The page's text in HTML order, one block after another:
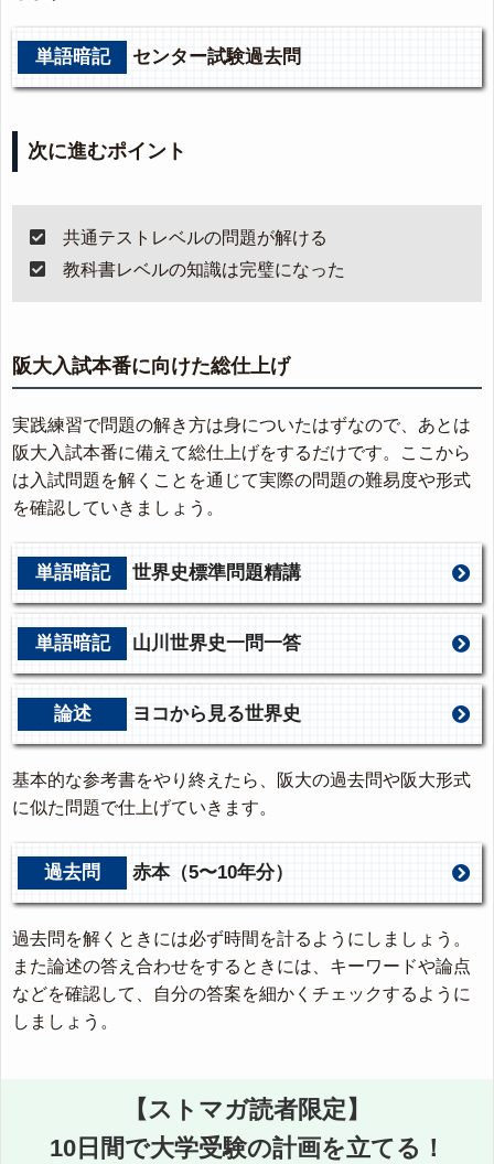
単語暗記 センター試験過去問
次に進むポイント
共通テストレベルの問題が解ける
教科書レベルの知識は完璧になった
阪大入試本番に向けた総仕上げ
実践練習で問題の解き方は身についたはずなので、あとは
阪大入試本番に備えて総仕上げをするだけです。ここから
は入試問題を解くことを通じて実際の問題の難易度や形式
を確認していきましょう。
単語暗記 世界史標準問題精講
単語暗記 山川世界史一問一答
論述 ヨコから見る世界史
基本的な参考書をやり終えたら、阪大の過去問や阪大形式
に似た問題で仕上げていきます。
過去問 赤本（5〜10年分）
過去問を解くときには必ず時間を計るようにしましょう。
また論述の答え合わせをするときには、キーワードや論点
などを確認して、自分の答案を細かくチェックするように
しましょう。
【ストマガ読者限定】
10日間で大学受験の計画を立てる！